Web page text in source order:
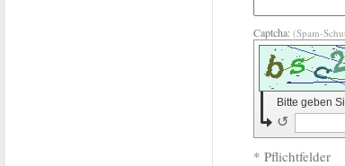
Captcha:(Spam-
Bitte geben
↺
* Pflichtfelder